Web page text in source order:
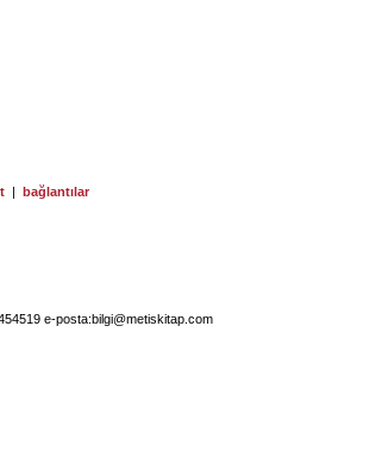
| bağlantılar
e-posta:bilgi@metiskitap.com